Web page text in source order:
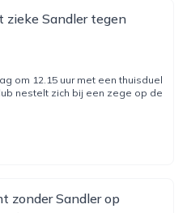
zieke Sandler tegen
om 12.15 uur met een thuisduel
nestelt zich bij een zege op de
zonder Sandler op